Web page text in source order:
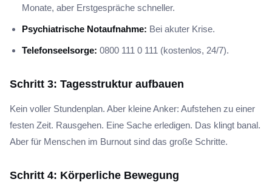
Monate, aber Erstgespräche schneller.
Psychiatrische Notaufnahme: Bei akuter Krise.
Telefonseelsorge: 0800 111 0 111 (kostenlos, 24/7).
Schritt 3: Tagesstruktur aufbauen
Kein voller Stundenplan. Aber kleine Anker: Aufstehen zu einer
festen Zeit. Rausgehen. Eine Sache erledigen. Das klingt banal.
Aber für Menschen im Burnout sind das große Schritte.
Schritt 4: Körperliche Bewegung